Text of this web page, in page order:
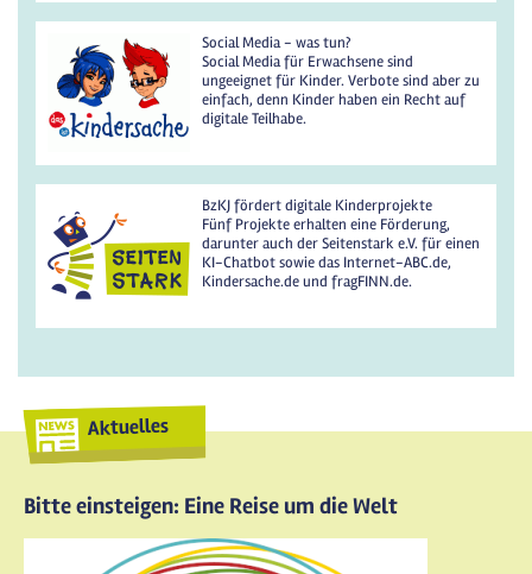
Social Media - was tun?
Social Media für Erwachsene sind
ungeeignet für Kinder. Verbote sind aber zu
einfach, denn Kinder haben ein Recht auf
digitale Teilhabe.
BzKJ fördert digitale Kinderprojekte
Fünf Projekte erhalten eine Förderung,
darunter auch der Seitenstark e.V. für einen
KI-Chatbot sowie das Internet-ABC.de,
Kindersache.de und fragFINN.de.
Aktuelles
Bitte einsteigen: Eine Reise um die Welt